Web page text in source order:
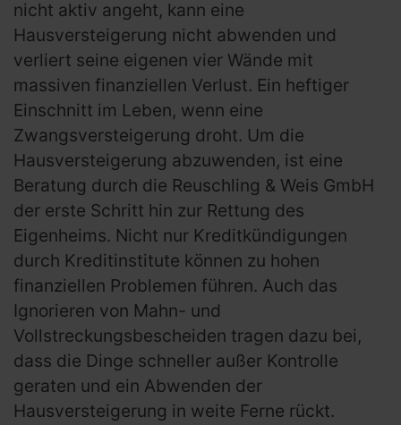
nicht aktiv angeht, kann eine
Hausversteigerung nicht abwenden und
verliert seine eigenen vier Wände mit
massiven finanziellen Verlust. Ein heftiger
Einschnitt im Leben, wenn eine
Zwangsversteigerung droht. Um die
Hausversteigerung abzuwenden, ist eine
Beratung durch die Reuschling & Weis GmbH
der erste Schritt hin zur Rettung des
Eigenheims. Nicht nur Kreditkündigungen
durch Kreditinstitute können zu hohen
finanziellen Problemen führen. Auch das
Ignorieren von Mahn- und
Vollstreckungsbescheiden tragen dazu bei,
dass die Dinge schneller außer Kontrolle
geraten und ein Abwenden der
Hausversteigerung in weite Ferne rückt.